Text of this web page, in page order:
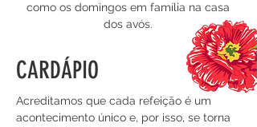
como os domingos em família na casa
dos avós.
CARDÁPIO
Acreditamos que cada refeição é um
acontecimento único e, por isso, se torna